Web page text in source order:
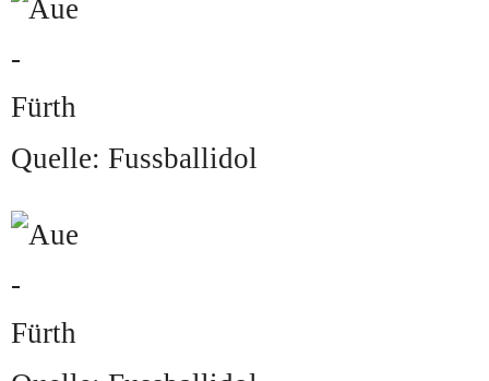
Quelle: Fussballidol